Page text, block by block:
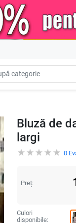
Bluză de
largi
0
Preț:
Culori
disponibile: